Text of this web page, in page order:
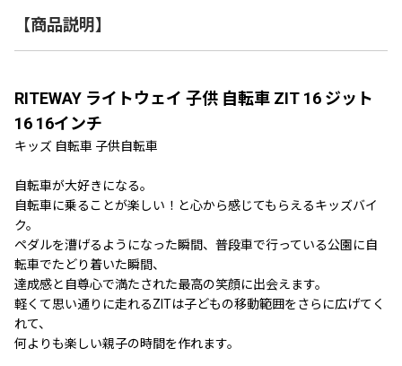
【商品説明】
RITEWAY ライトウェイ 子供 自転車 ZIT 16 ジット
16 16インチ
キッズ 自転車 子供自転車
自転車が大好きになる。
自転車に乗ることが楽しい！と心から感じてもらえるキッズバイ
ク。
ペダルを漕げるようになった瞬間、普段車で行っている公園に自
転車でたどり着いた瞬間、
達成感と自尊心で満たされた最高の笑顔に出会えます。
軽くて思い通りに走れるZITは子どもの移動範囲をさらに広げてく
れて、
何よりも楽しい親子の時間を作れます。